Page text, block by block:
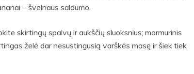
– švelnaus saldumo.
skirtingų spalvų ir aukščių sluoksnius; marmurinis
želė dar nesustingusią varškės masę ir šiek tiek